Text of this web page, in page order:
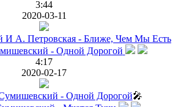
3:44
2020-03-11
И А. Петровская - Ближе, Чем Мы Есть
4:17
2020-02-17
- Одной Дорогой🎤